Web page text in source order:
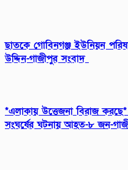
ছাতকে গোবিনগঞ্জ ইউনিয়ন
উদ্দিন-গাজীপুর সংবাদ
*এলাকায় উত্তেজনা বিরাজ
সংঘর্ষের ঘটনায় আহত-৮ জন-